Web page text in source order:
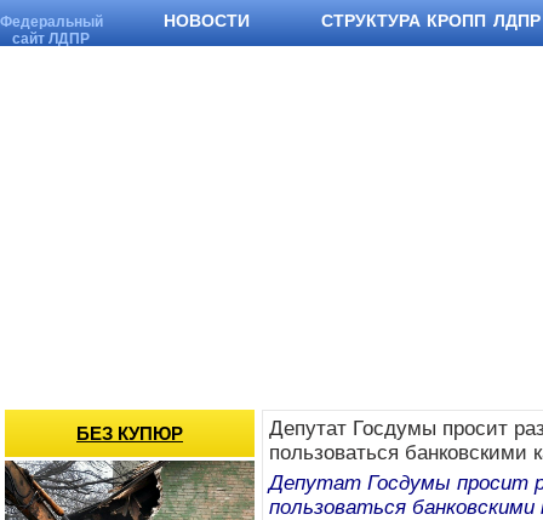
Федеральный
сайт ЛДПР
НОВОСТИ СТРУКТУРА КРОПП ЛДПР
Депутат Госдумы просит
пользоваться банковскими
Депутат Госдумы просит
пользоваться
БЕЗ КУПЮР